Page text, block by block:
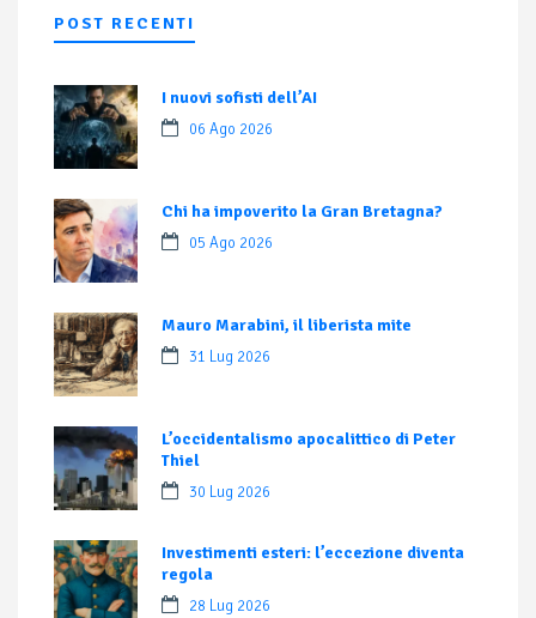
POST RECENTI
I nuovi sofisti dell’AI
06 Ago 2026
Chi ha impoverito la Gran Bretagna?
05 Ago 2026
Mauro Marabini, il liberista mite
31 Lug 2026
L’occidentalismo apocalittico di Peter
Thiel
30 Lug 2026
Investimenti esteri: l’eccezione diventa
regola
28 Lug 2026